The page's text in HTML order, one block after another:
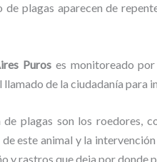
plagas aparecen de
Puroses monitoreado por
de la ciudadanía para
plagas son los roedores,
este animal y la intervención
y rastros que deja por